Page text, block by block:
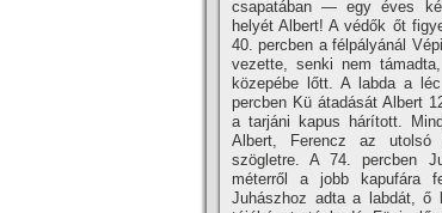
csapatában — egy éves
helyét Albert! A védők őt
40. percben a félpályánál
vezette, senki nem
közepébe lőtt. A labda a
percben Kü átadását Albert
a tarjáni kapus hárí­tott.
Albert, Ferencz az utolsó
szögletre. A 74. percben
méterről a jobb kapufára
Juhászhoz adta a labdát, ő